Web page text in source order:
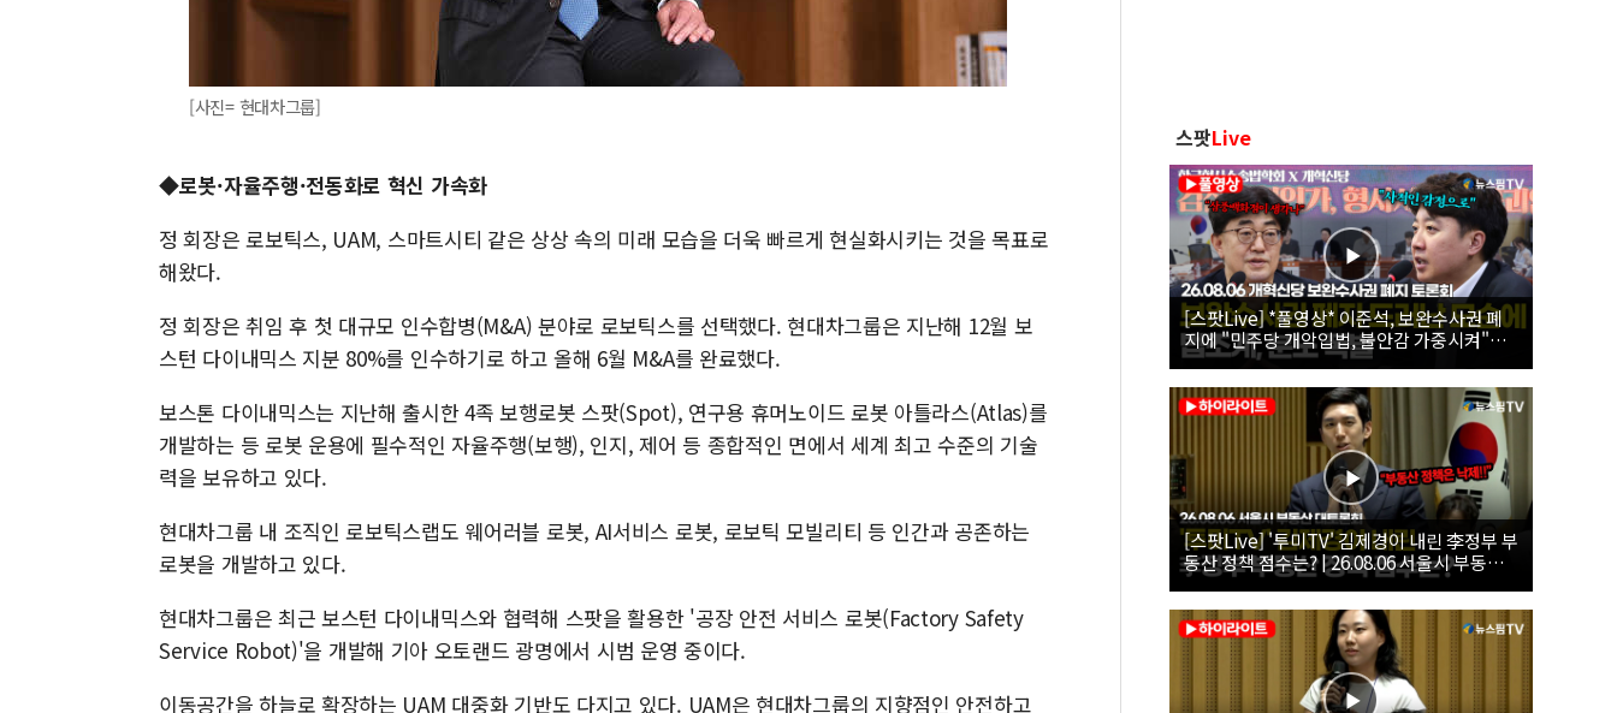
[사진= 현대차그룹]
◆로봇·자율주행·전동화로 혁신 가속화
정 회장은 로보틱스, UAM, 스마트시티 같은 상상 속의 미래 모습을 더욱 빠르게 현실화시키는 것을 목표로
해왔다.
정 회장은 취임 후 첫 대규모 인수합병(M&A) 분야로 로보틱스를 선택했다. 현대차그룹은 지난해 12월 보
스턴 다이내믹스 지분 80%를 인수하기로 하고 올해 6월 M&A를 완료했다.
보스톤 다이내믹스는 지난해 출시한 4족 보행로봇 스팟(Spot), 연구용 휴머노이드 로봇 아틀라스(Atlas)를
개발하는 등 로봇 운용에 필수적인 자율주행(보행), 인지, 제어 등 종합적인 면에서 세계 최고 수준의 기술
력을 보유하고 있다.
현대차그룹 내 조직인 로보틱스랩도 웨어러블 로봇, AI서비스 로봇, 로보틱 모빌리티 등 인간과 공존하는
로봇을 개발하고 있다.
현대차그룹은 최근 보스턴 다이내믹스와 협력해 스팟을 활용한 '공장 안전 서비스 로봇(Factory Safety
Service Robot)'을 개발해 기아 오토랜드 광명에서 시범 운영 중이다.
이동공간을 하늘로 확장하는 UAM 대중화 기반도 다지고 있다. UAM은 현대차그룹의 지향점인 안전하고
스팟Live
[스팟Live] *풀영상* 이준석, 보완수사권 폐
지에 "민주당 개악입법, 불안감 가중시켜"｜
26.08.06 개혁신당 보완수사권 폐지 토론회
[스팟Live] '투미TV' 김제경이 내린 李정부 부
동산 정책 점수는? | 26.08.06 서울시 부동산
대토론회